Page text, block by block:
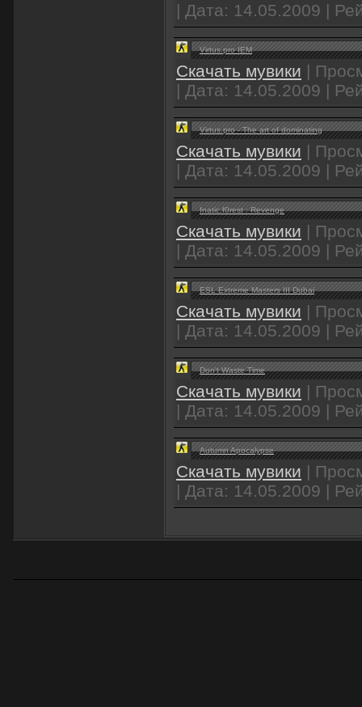
| Дата: 14.05.2009 |
Virtus.pro IEM
Скачать мувики |
| Дата: 14.05.2009 |
Virtus.pro - The art of dominating
Скачать мувики |
| Дата: 14.05.2009 |
fnatic.f0rest : Revenge
Скачать мувики |
| Дата: 14.05.2009 |
ESL Extreme Masters III Dubai
Скачать мувики |
| Дата: 14.05.2009 |
Don't Waste Time
Скачать мувики |
| Дата: 14.05.2009 |
Autumn Apocalypse
Скачать мувики |
| Дата: 14.05.2009 |